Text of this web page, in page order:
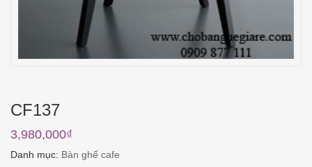
CF137
3,980,000₫
Danh mục: Bàn ghế cafe